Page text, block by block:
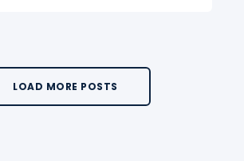
LOAD MORE POSTS